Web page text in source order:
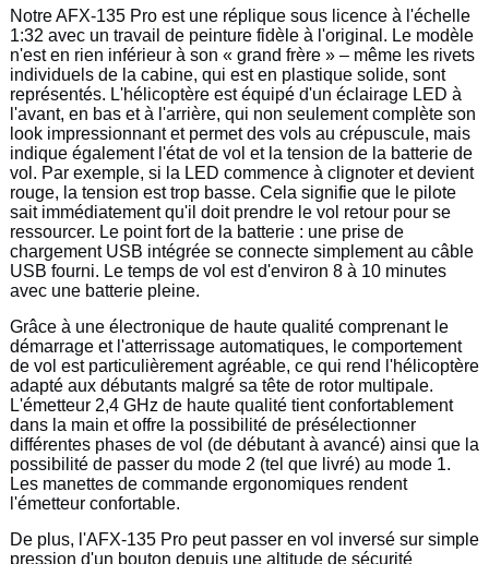
Notre AFX-135 Pro est une réplique sous licence à l'échelle
1:32 avec un travail de peinture fidèle à l'original. Le modèle
n'est en rien inférieur à son « grand frère » – même les rivets
individuels de la cabine, qui est en plastique solide, sont
représentés. L'hélicoptère est équipé d'un éclairage LED à
l'avant, en bas et à l'arrière, qui non seulement complète son
look impressionnant et permet des vols au crépuscule, mais
indique également l'état de vol et la tension de la batterie de
vol. Par exemple, si la LED commence à clignoter et devient
rouge, la tension est trop basse. Cela signifie que le pilote
sait immédiatement qu'il doit prendre le vol retour pour se
ressourcer. Le point fort de la batterie : une prise de
chargement USB intégrée se connecte simplement au câble
USB fourni. Le temps de vol est d'environ 8 à 10 minutes
avec une batterie pleine.
Grâce à une électronique de haute qualité comprenant le
démarrage et l'atterrissage automatiques, le comportement
de vol est particulièrement agréable, ce qui rend l'hélicoptère
adapté aux débutants malgré sa tête de rotor multipale.
L'émetteur 2,4 GHz de haute qualité tient confortablement
dans la main et offre la possibilité de présélectionner
différentes phases de vol (de débutant à avancé) ainsi que la
possibilité de passer du mode 2 (tel que livré) au mode 1.
Les manettes de commande ergonomiques rendent
l'émetteur confortable.
De plus, l'AFX-135 Pro peut passer en vol inversé sur simple
pression d'un bouton depuis une altitude de sécurité